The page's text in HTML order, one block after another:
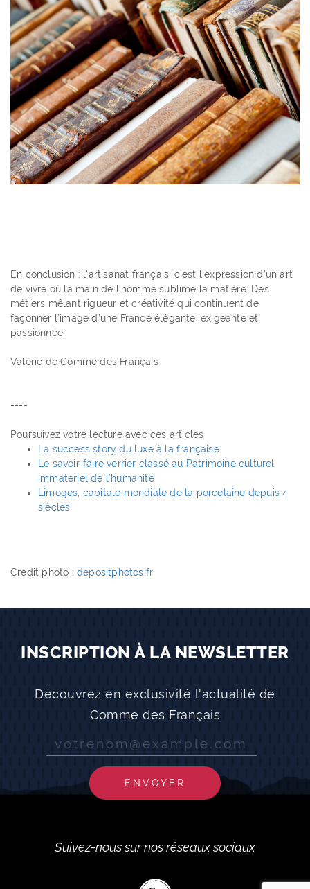
En conclusion : l’artisanat français, c’est l’expression d’un art
de vivre où la main de l’homme sublime la matière. Des
métiers mêlant rigueur et créativité qui continuent de
façonner l’image d’une France élégante, exigeante et
passionnée.
Valérie de Comme des Français
----
Poursuivez votre lecture avec ces articles
La success story du luxe à la française
Le savoir-faire verrier classé au Patrimoine culturel
immatériel de l’humanité
Limoges, capitale mondiale de la porcelaine depuis 4
siècles
Crédit photo : depositphotos.fr
INSCRIPTION À LA NEWSLETTER
Découvrez en exclusivité l'actualité de
Comme des Français
ENVOYER
Suivez-nous sur nos réseaux sociaux